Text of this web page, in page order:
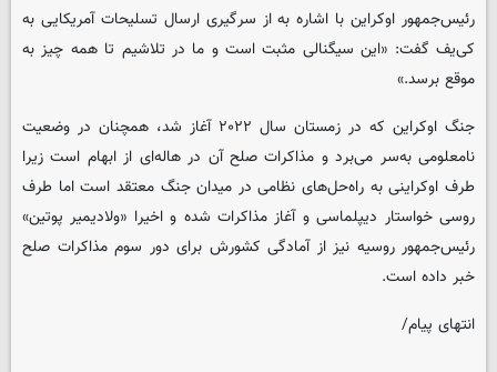
رئیس‌جمهور اوکراین با اشاره به از سرگیری ارسال تسلیحات آمریکایی به
کی‌یف گفت: «این سیگنالی مثبت است و ما در تلاشیم تا همه چیز به
موقع برسد.»
جنگ اوکراین که در زمستان سال ۲۰۲۲ آغاز شد، همچنان در وضعیت
نامعلومی به‌سر می‌برد و مذاکرات صلح آن در هاله‌ای از ابهام است زیرا
طرف اوکراینی به راه‌حل‌های نظامی در میدان جنگ معتقد است اما طرف
روسی خواستار دیپلماسی و آغاز مذاکرات شده و اخیرا «ولادیمیر پوتین»
رئیس‌جمهور روسیه نیز از آمادگی کشورش برای دور سوم مذاکرات صلح
خبر داده است.
انتهای پیام/